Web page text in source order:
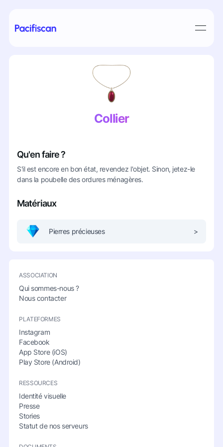
Collier
Qu'en faire ?
S'il est encore en bon état, revendez l'objet. Sinon, jetez-le
dans la poubelle des ordures ménagères.
Matériaux
Pierres précieuses >
ASSOCIATION
Qui sommes-nous ?
Nous contacter
PLATEFORMES
Instagram
Facebook
App Store (iOS)
Play Store (Android)
RESSOURCES
Identité visuelle
Presse
Stories
Statut de nos serveurs